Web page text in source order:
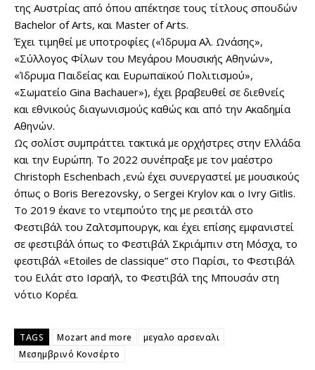
της Αυστρίας από όπου απέκτησε τους τίτλους σπουδών
Bachelor of Arts, και Master of Arts.
Έχει τιμηθεί με υποτροφίες («Ίδρυμα Αλ. Ωνάσης»,
«Σύλλογος Φίλων του Μεγάρου Μουσικής Αθηνών»,
«Ίδρυμα Παιδείας και Ευρωπαϊκού Πολιτισμού»,
«Σωματείο Gina Bachauer»), έχει βραβευθεί σε διεθνείς
και εθνικούς διαγωνισμούς καθώς και από την Ακαδημία
Αθηνών.
Ως σολίστ συμπράττει τακτικά με ορχήστρες στην Ελλάδα
και την Ευρώπη. Το 2022 συνέπραξε με τον μαέστρο
Christoph Eschenbach ,ενώ έχει συνεργαστεί με μουσικούς
όπως ο Boris Berezovsky, ο Sergei Krylov και o Ivry Gitlis.
Το 2019 έκανε το ντεμπούτο της με ρεσιτάλ στο
Φεστιβάλ του Ζαλτσμπουργκ, και έχει επίσης εμφανιστεί
σε φεστιβάλ όπως το Φεστιβάλ Σκριάμπιν στη Μόσχα, το
φεστιβάλ «Etoiles de classique” στο Παρίσι, το Φεστιβάλ
του Ειλάτ στο Ισραήλ, το Φεστιβάλ της Μπουσάν στη
νότιο Κορέα.
TAGS Mozart and more
μεγαλο αρσεναλι
Μεσημβρινό Κονσέρτο